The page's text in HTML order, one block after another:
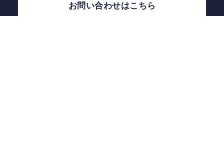
お問い合わせはこちら